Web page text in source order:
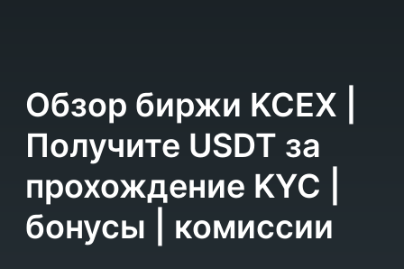
Обзор биржи KCEX |
Получите USDT за
прохождение KYC |
бонусы | комиссии